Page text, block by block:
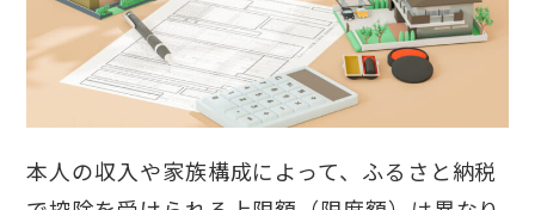
本人の収入や家族構成によって、ふるさと納税